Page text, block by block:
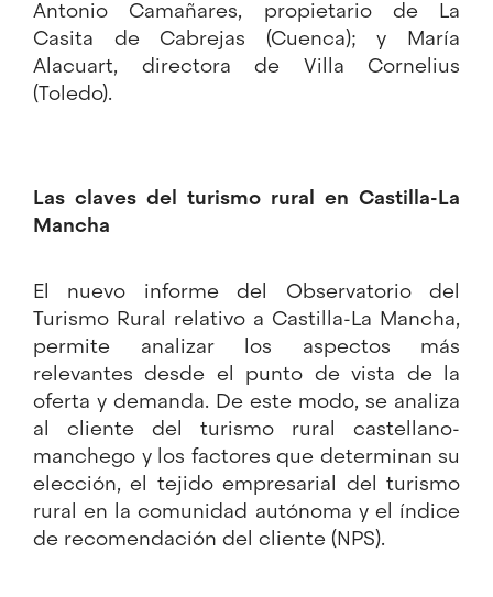
Antonio Camañares, propietario de La
Casita de Cabrejas (Cuenca); y María
Alacuart, directora de Villa Cornelius
(Toledo).
Las claves del turismo rural en Castilla-La
Mancha
El nuevo informe del Observatorio del
Turismo Rural relativo a Castilla-La Mancha,
permite analizar los aspectos más
relevantes desde el punto de vista de la
oferta y demanda. De este modo, se analiza
al cliente del turismo rural castellano-
manchego y los factores que determinan su
elección, el tejido empresarial del turismo
rural en la comunidad autónoma y el índice
de recomendación del cliente (NPS).